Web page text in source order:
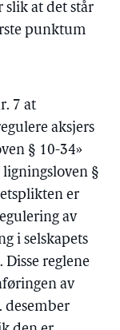
slik at det står
punktum
7 at
aksjers
§ 10-34»
§
er
av
i selskapets
reglene
av
desember